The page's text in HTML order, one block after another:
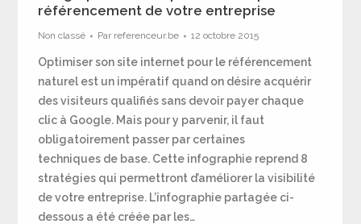
référencement de votre entreprise
Non classé Par referenceur.be 12 octobre 2015
Optimiser son site internet pour le référencement
naturel est un impératif quand on désire acquérir
des visiteurs qualifiés sans devoir payer chaque
clic à Google. Mais pour y parvenir, il faut
obligatoirement passer par certaines
techniques de base. Cette infographie reprend 8
stratégies qui permettront d’améliorer la visibilité
de votre entreprise. L’infographie partagée ci-
dessous a été créée par les…